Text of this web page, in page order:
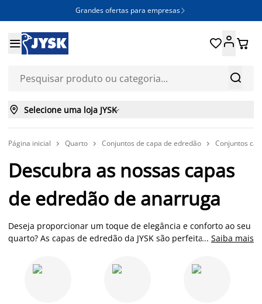
Grandes ofertas para empresas 


 
 Selecione uma loja JYSK
Página inicial  Quarto  Conjuntos de capa de edredão  Conjuntos
Descubra as nossas capas
de edredão de anarruga
Deseja proporcionar um toque de elegância e conforto ao seu
quarto? As capas de edredão da JYSK são perfeitas para si.
peça chave para um quarto aconchegante e acolhedor.
... Saiba mais